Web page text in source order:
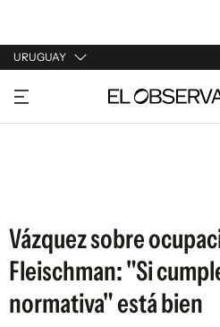
URUGUAY
URUGUAY
ARGENTINA
Vázquez sobre
Fleischman: "Si
normativa" está bien